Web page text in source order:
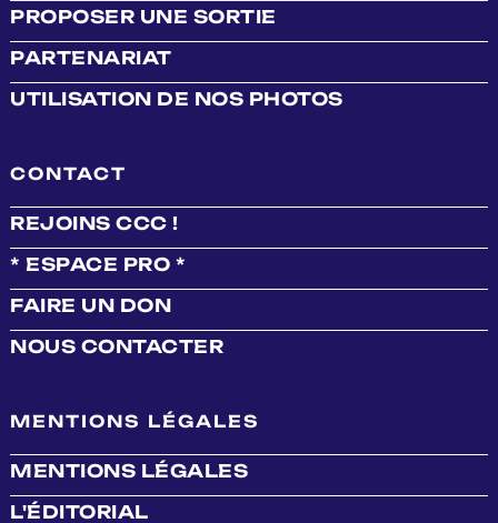
PROPOSER UNE SORTIE
PARTENARIAT
UTILISATION DE NOS PHOTOS
CONTACT
REJOINS CCC !
* ESPACE PRO *
FAIRE UN DON
NOUS CONTACTER
MENTIONS LÉGALES
MENTIONS LÉGALES
L'ÉDITORIAL